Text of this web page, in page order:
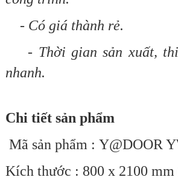
- Có giá thành rẻ.
- Thời gian sản xuất, thi
nhanh.
Chi tiết sản phẩm
Mã sản phẩm : Y@DOOR
Kích thước : 800 x 2100 mm